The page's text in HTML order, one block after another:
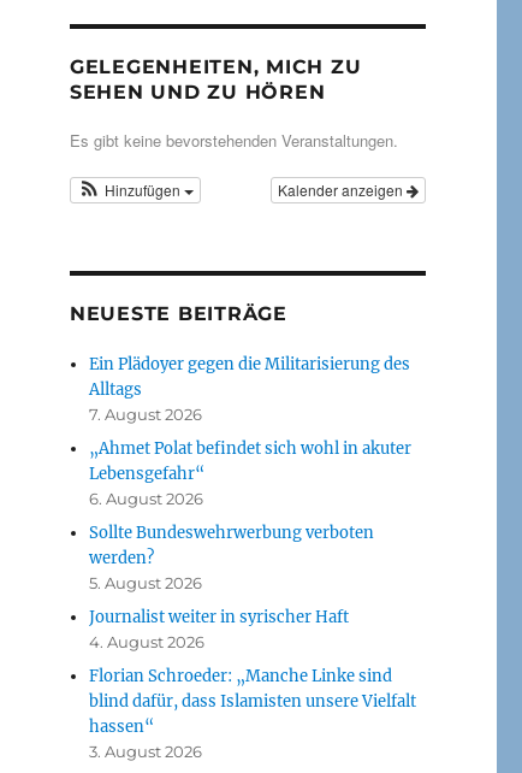
GELEGENHEITEN, MICH ZU
SEHEN UND ZU HÖREN
Es gibt keine bevorstehenden Veranstaltungen.
Kalender anzeigen
Hinzufügen
NEUESTE BEITRÄGE
Ein Plädoyer gegen die Militarisierung des
Alltags
7. August 2026
„Ahmet Polat befindet sich wohl in akuter
Lebensgefahr“
6. August 2026
Sollte Bundeswehrwerbung verboten
werden?
5. August 2026
Journalist weiter in syrischer Haft
4. August 2026
Florian Schroeder: „Manche Linke sind
blind dafür, dass Islamisten unsere Vielfalt
hassen“
3. August 2026